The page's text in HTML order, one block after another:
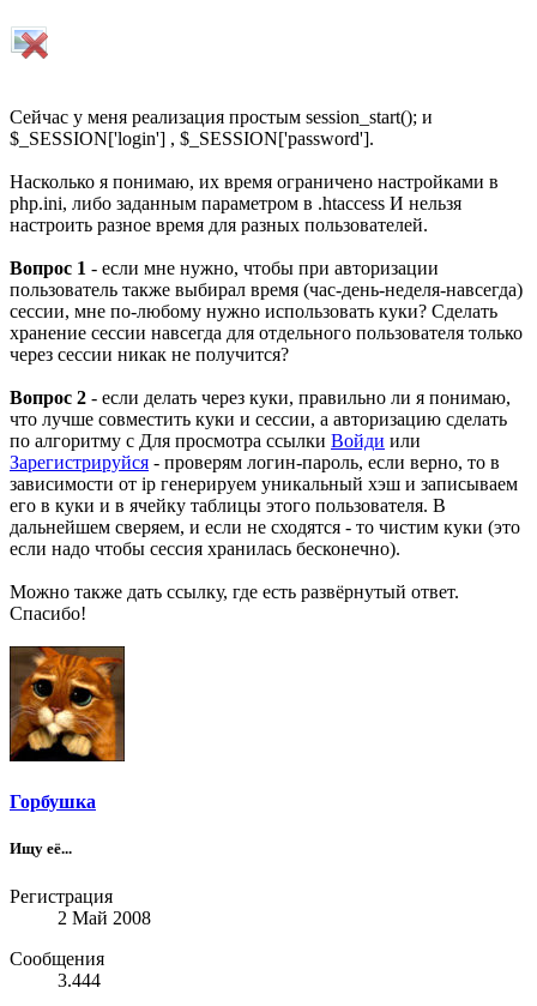
Сейчас у меня реализация простым session_start(); и
$_SESSION['login'] , $_SESSION['password'].
Насколько я понимаю, их время ограничено настройками в
php.ini, либо заданным параметром в .htaccess И нельзя
настроить разное время для разных пользователей.
Вопрос 1 - если мне нужно, чтобы при авторизации
пользователь также выбирал время (час-день-неделя-навсегда)
сессии, мне по-любому нужно использовать куки? Сделать
хранение сессии навсегда для отдельного пользователя только
через сессии никак не получится?
Вопрос 2 - если делать через куки, правильно ли я понимаю,
что лучше совместить куки и сессии, а авторизацию сделать
по алгоритму с Для просмотра ссылки Войди или
Зарегистрируйся - проверям логин-пароль, если верно, то в
зависимости от ip генерируем уникальный хэш и записываем
его в куки и в ячейку таблицы этого пользователя. В
дальнейшем сверяем, и если не сходятся - то чистим куки (это
если надо чтобы сессия хранилась бесконечно).
Можно также дать ссылку, где есть развёрнутый ответ.
Спасибо!
Горбушка
Ищу её...
Регистрация
2 Май 2008
Сообщения
3.444